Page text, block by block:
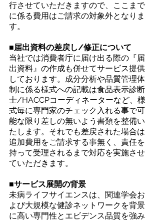
行させていただきますので、ここまで
に係る費用はご請求の対象外となりま
す。
■届出資料の差戻し/修正について
当社では消費者庁に届け出る際の『届
出資料』の作成も併せてサービス提供
しております。成分分析や品質管理体
制に係る様式への記載は食品表示診断
士/HACCPコーディネーターなど、様
式毎に専門家のチェック入れる事で可
能な限り差しの無いよう書類を整備い
たします。それでも差戻された場合は
追加費用をご請求する事無く、責任を
持って受理されるまで対応を実施させ
ていただきます。
■サービス展開の背景
未病ライフサイエンスは、関連学会お
よび大規模な健診ネットワークを背景
に高い専門性とエビデンス品質を強み